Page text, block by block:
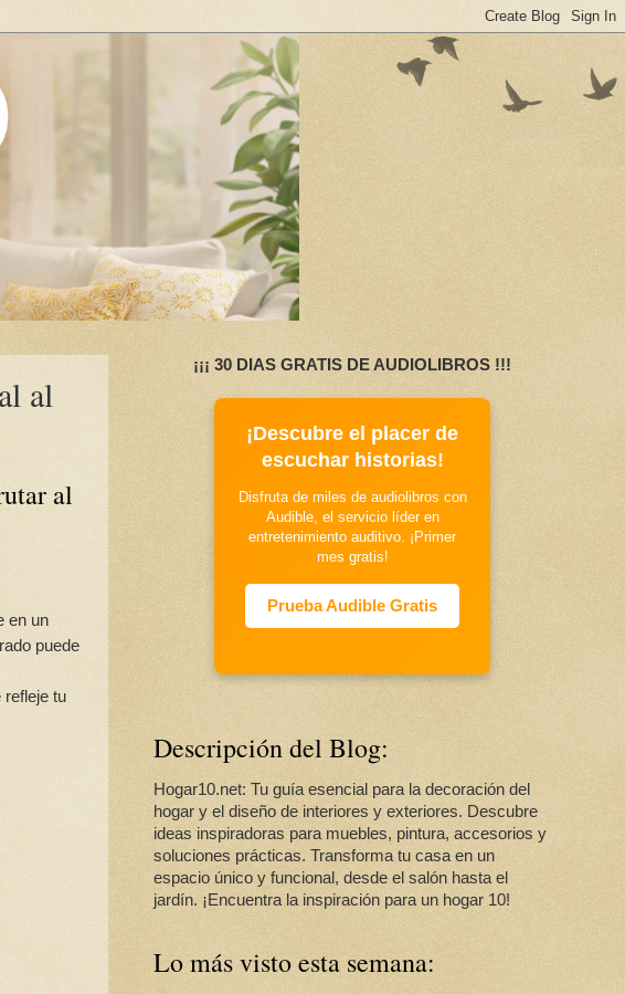
al
al
en un
puede
refleje tu
¡¡¡ 30 DIAS GRATIS DE AUDIOLIBROS !!!
¡Descubre el placer de
escuchar historias!
Disfruta de miles de audiolibros con
Audible, el servicio líder en
entretenimiento auditivo. ¡Primer
mes gratis!
Prueba Audible Gratis
Descripción del Blog:
Hogar10.net: Tu guía esencial para la decoración del
hogar y el diseño de interiores y exteriores. Descubre
ideas inspiradoras para muebles, pintura, accesorios y
soluciones prácticas. Transforma tu casa en un
espacio único y funcional, desde el salón hasta el
jardín. ¡Encuentra la inspiración para un hogar 10!
Lo más visto esta semana: